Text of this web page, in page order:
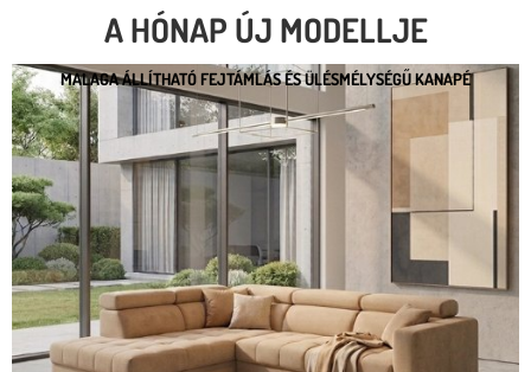
A HÓNAP ÚJ MODELLJE
MALAGA ÁLLÍTHATÓ FEJTÁMLÁS ÉS ÜLÉSMÉLYSÉGŰ KANAPÉ
MALAGA ÁLLÍTHATÓ FEJTÁMLÁS ÉS
ÜLÉSMÉLYSÉGŰ KANAPÉ
* kedvező ár
* moduláris rendszer
* motoros állíthatóság
Megnézem